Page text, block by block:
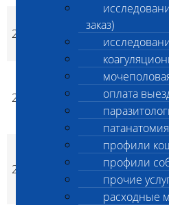
заказ)
оплата
патанатомия
профили
профили
прочие
расходные
207
Общий клинический
анализ крови + СОЭ
(28показателей)
207G
Общий клинический
анализ крови 15 пок
(кролик/морская
свинка)+СОЭ
208
Общий клинический
анализ крови (9
показателей, без
лейкоформулы)